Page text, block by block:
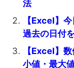
法
【Excel】
過去の日付
【Excel】
小値・最大